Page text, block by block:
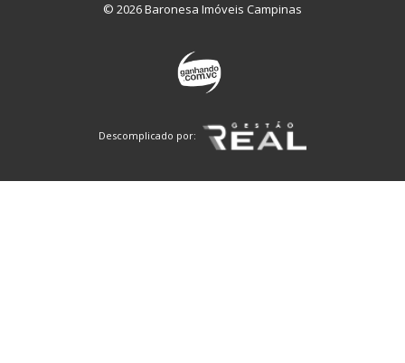
© 2026 Baronesa Imóveis Campinas
Descomplicado por: